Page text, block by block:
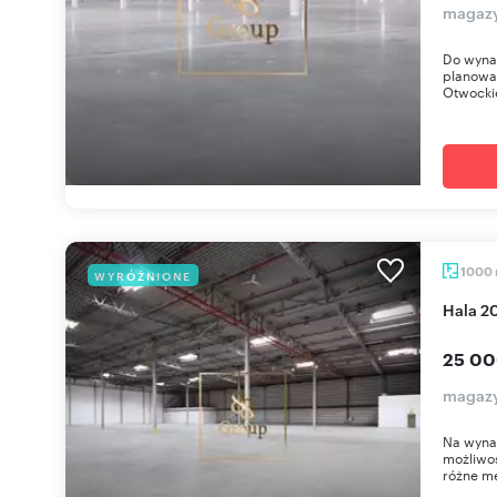
Do
WYRÓŻNIONE 1000
Hala
25
Na
różne